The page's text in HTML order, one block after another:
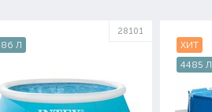
Л
28101
ХИТ
4485 Л